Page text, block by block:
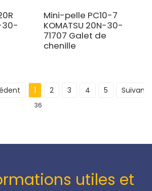
30-
Mini-pelle PC10-7
KOMATSU 20N-30-
71707 Galet de
chenille
1 2 3 4 5 Suivant
36
utiles et